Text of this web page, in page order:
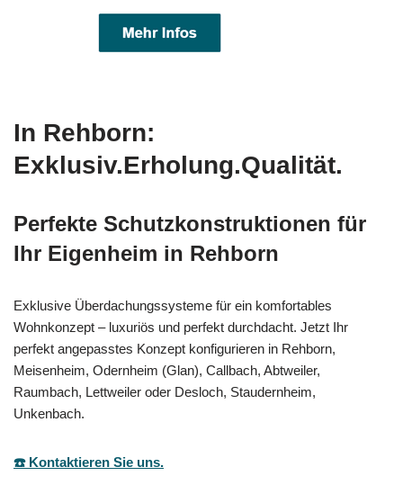
In Rehborn:
Exklusiv.Erholung.Qualität.
Perfekte Schutzkonstruktionen für
Ihr Eigenheim in Rehborn
Exklusive Überdachungssysteme für ein komfortables
Wohnkonzept – luxuriös und perfekt durchdacht. Jetzt Ihr
perfekt angepasstes Konzept konfigurieren in Rehborn,
Meisenheim, Odernheim (Glan), Callbach, Abtweiler,
Raumbach, Lettweiler oder Desloch, Staudernheim,
Unkenbach.
☎️ Kontaktieren Sie uns.